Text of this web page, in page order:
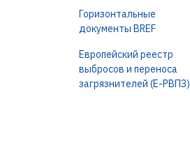
Горизонтальные
документы BREF
Европейский реестр
выбросов и переноса
загрязнителей (Е-РВПЗ)